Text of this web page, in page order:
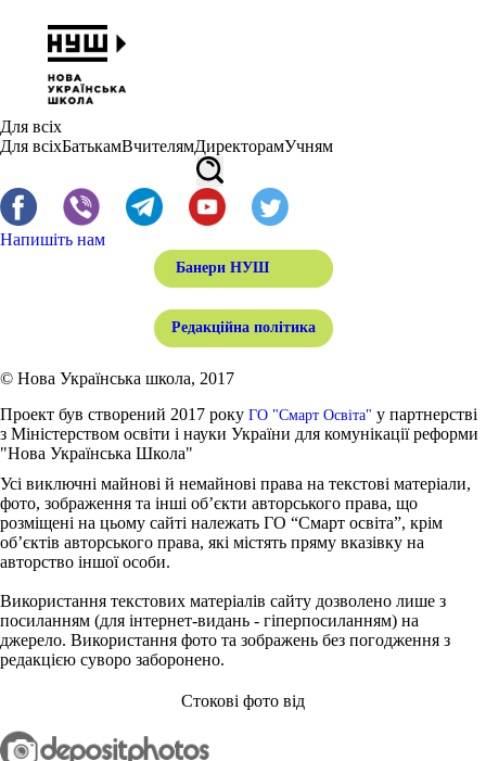
Для всіх
Для всіхБатькамВчителямДиректорамУчням
Напишіть нам
Банери НУШ
Редакційна політика
© Нова Українська школа, 2017
Проект був створений 2017 року ГО "Смарт Освіта" у партнерстві
з Міністерством освіти і науки України для комунікації реформи
"Нова Українська Школа"
Усі виключні майнові й немайнові права на текстові матеріали,
фото, зображення та інші об’єкти авторського права, що
розміщені на цьому сайті належать ГО “Смарт освіта”, крім
об’єктів авторського права, які містять пряму вказівку на
авторство іншої особи.
Використання текстових матеріалів сайту дозволено лише з
посиланням (для інтернет-видань - гіперпосиланням) на
джерело. Використання фото та зображень без погодження з
редакцією суворо заборонено.
Стокові фото від